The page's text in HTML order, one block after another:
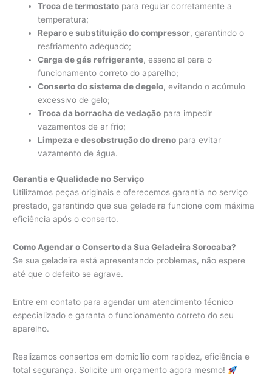
Troca de termostato para regular corretamente a
temperatura;
Reparo e substituição do compressor, garantindo o
resfriamento adequado;
Carga de gás refrigerante, essencial para o
funcionamento correto do aparelho;
Conserto do sistema de degelo, evitando o acúmulo
excessivo de gelo;
Troca da borracha de vedação para impedir
vazamentos de ar frio;
Limpeza e desobstrução do dreno para evitar
vazamento de água.
Garantia e Qualidade no Serviço
Utilizamos peças originais e oferecemos garantia no serviço
prestado, garantindo que sua geladeira funcione com máxima
eficiência após o conserto.
Como Agendar o Conserto da Sua Geladeira Sorocaba?
Se sua geladeira está apresentando problemas, não espere
até que o defeito se agrave.
Entre em contato para agendar um atendimento técnico
especializado e garanta o funcionamento correto do seu
aparelho.
Realizamos consertos em domicílio com rapidez, eficiência e
total segurança. Solicite um orçamento agora mesmo!